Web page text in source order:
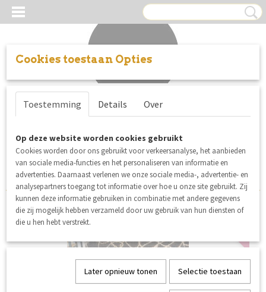
Inloggen Registreren
Sorteer op:
Cookies toestaan Opties
Toestemming Details Over
Op deze website worden cookies gebruikt
Cookies worden door ons gebruikt voor verkeersanalyse, het aanbieden
van sociale media-functies en het personaliseren van informatie en
advertenties. Daarnaast verlenen we onze sociale media-, advertentie- en
analysepartners toegang tot informatie over hoe u onze site gebruikt. Zij
kunnen deze informatie gebruiken in combinatie met andere gegevens
die zij mogelijk hebben verzameld door uw gebruik van hun diensten of
die u hen hebt verstrekt.
Later opnieuw tonen Selectie toestaan